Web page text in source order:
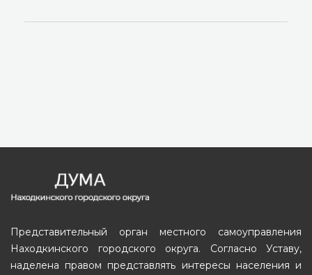
Представительный орган местного самоуправления
Находкинского городского округа. Согласно Уставу,
наделена правом представлять интересы населения и